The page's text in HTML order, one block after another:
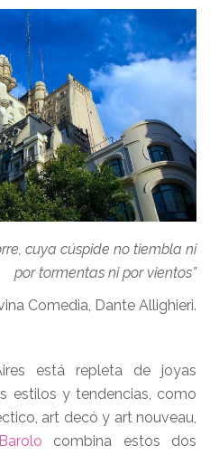
cuya cúspide no tiembla ni
por tormentas ni por vientos”
Dante Allighieri.
está repleta de joyas
estilos y tendencias, como
art decó y art nouveau,
combina estos dos